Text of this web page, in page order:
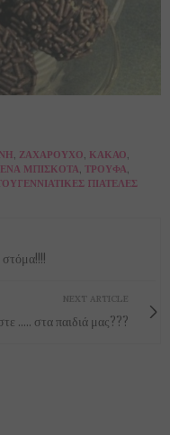
ΖΑΧΑΡΟΎΧΟ ΚΑΚΆΟ
ΜΠΙΣΚΌΤΑ ΤΡΟΎΦΑ
ΠΙΑΤΈΛΕΣ
NEXT ARTICLE
..... στα παιδιά μας???